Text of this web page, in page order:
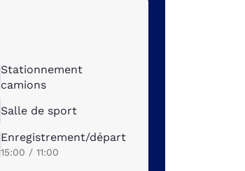
Stationnement
camions
Salle de sport
Enregistrement/départ
15:00 / 11:00